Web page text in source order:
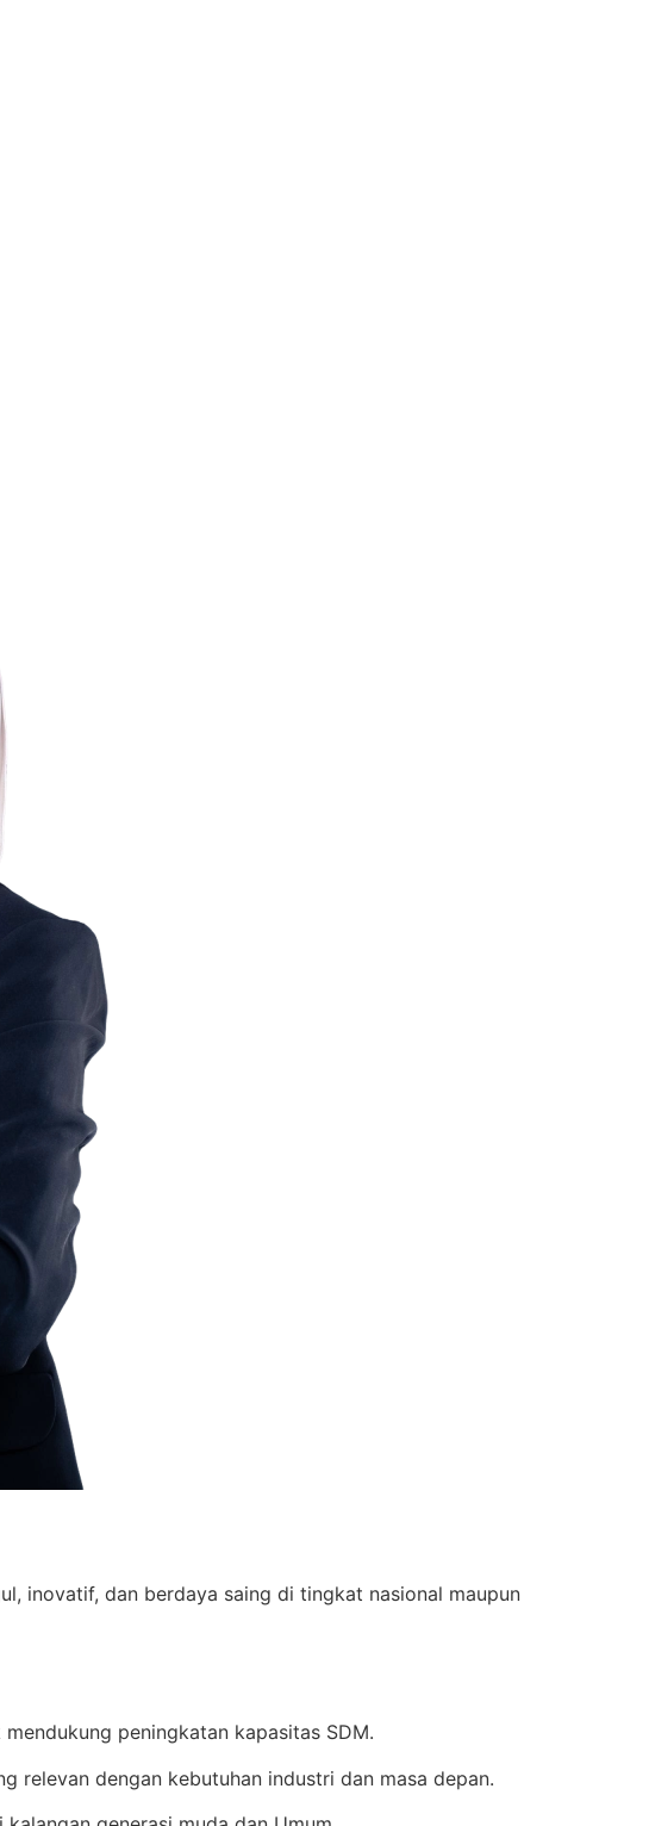
inovatif, dan berdaya saing di tingkat nasional maupun
peningkatan kapasitas SDM.
relevan dengan kebutuhan industri dan masa depan.